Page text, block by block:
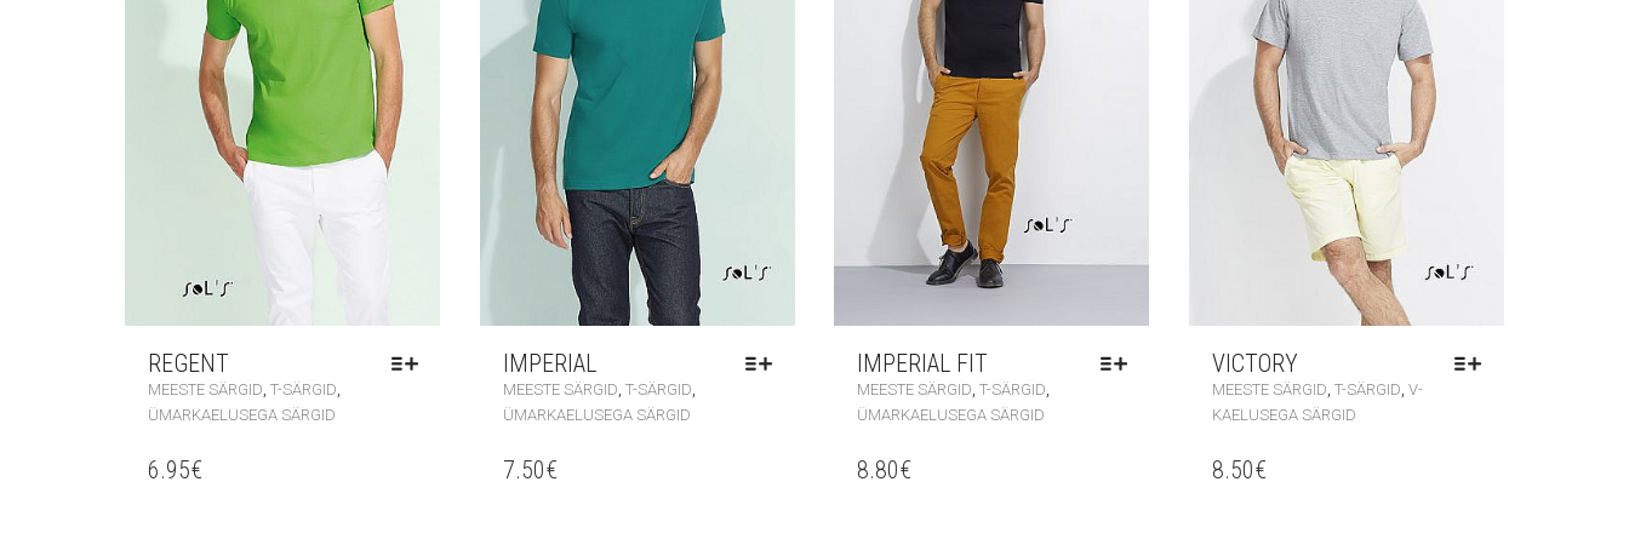
REGENT
MEESTE SÄRGID, T-SÄRGID,
ÜMARKAELUSEGA SÄRGID
6.95€
IMPERIAL
MEESTE SÄRGID, T-SÄRGID,
ÜMARKAELUSEGA SÄRGID
7.50€
IMPERIAL FIT
MEESTE SÄRGID, T-SÄRGID,
ÜMARKAELUSEGA SÄRGID
8.80€
VICTORY
MEESTE SÄRGID, T-SÄRGID, V-
KAELUSEGA SÄRGID
8.50€